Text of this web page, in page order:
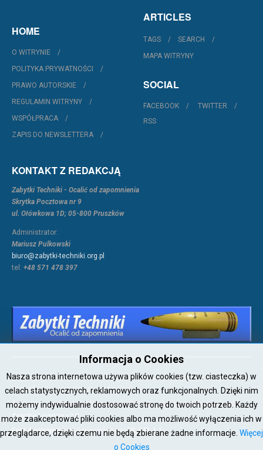
Informacja o Cookies
Nasza strona internetowa używa plików cookies (tzw. ciasteczka) w
celach statystycznych, reklamowych oraz funkcjonalnych. Dzięki nim
możemy indywidualnie dostosować stronę do twoich potrzeb. Każdy
może zaakceptować pliki cookies albo ma możliwość wyłączenia ich w
przeglądarce, dzięki czemu nie będą zbierane żadne informacje. Więcej
o Cookies
HOME
O WITRYNIE
POLITYKA PRYWATNOŚCI
PRAWO AUTORSKIE
REGULAMIN WITRYNY
WSPÓŁPRACA
ZAPIS DO NEWSLETTERA
ARTICLES
TAGS
SEARCH
MAPA WITRYNY
SOCIAL
FACEBOOK
TWITTER
RSS
KONTAKT Z REDAKCJĄ
Zabytki Techniki - Ocalić od zapomnienia
Skrytka Pocztowa nr 9
ul. Ołówkowa 1D; 05-800 Pruszków
Administrator:
Mariusz Pulkowski
biuro@zabytki-techniki.org.pl
tel: +48 571 478 397
Copyright © 2026 Joomla!. All Rights Reserved. Powered byZabytki-
Techniki- Designed by JoomlArt.com.
Bootstrapis a front-end framework of Twitter, Inc. Code licensed under
Apache License v2.0 .
Font Awesomefont licensed underSIL OFL 1.1.